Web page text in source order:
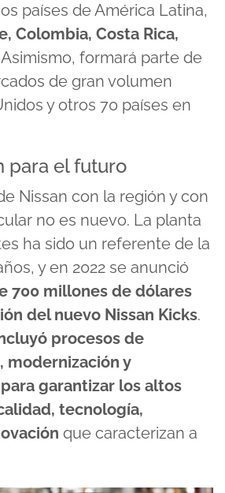
países de América Latina,
Colombia, Costa Rica,
Asimismo, formará parte de
de gran volumen
y otros 70 países en
para el futuro
Nissan con la región y con
no es nuevo. La planta
ha sido un referente de la
y en 2022 se anunció
700 millones de dólares
del nuevo Nissan Kicks.
procesos de
modernización y
garantizar los altos
tecnología,
que caracterizan a